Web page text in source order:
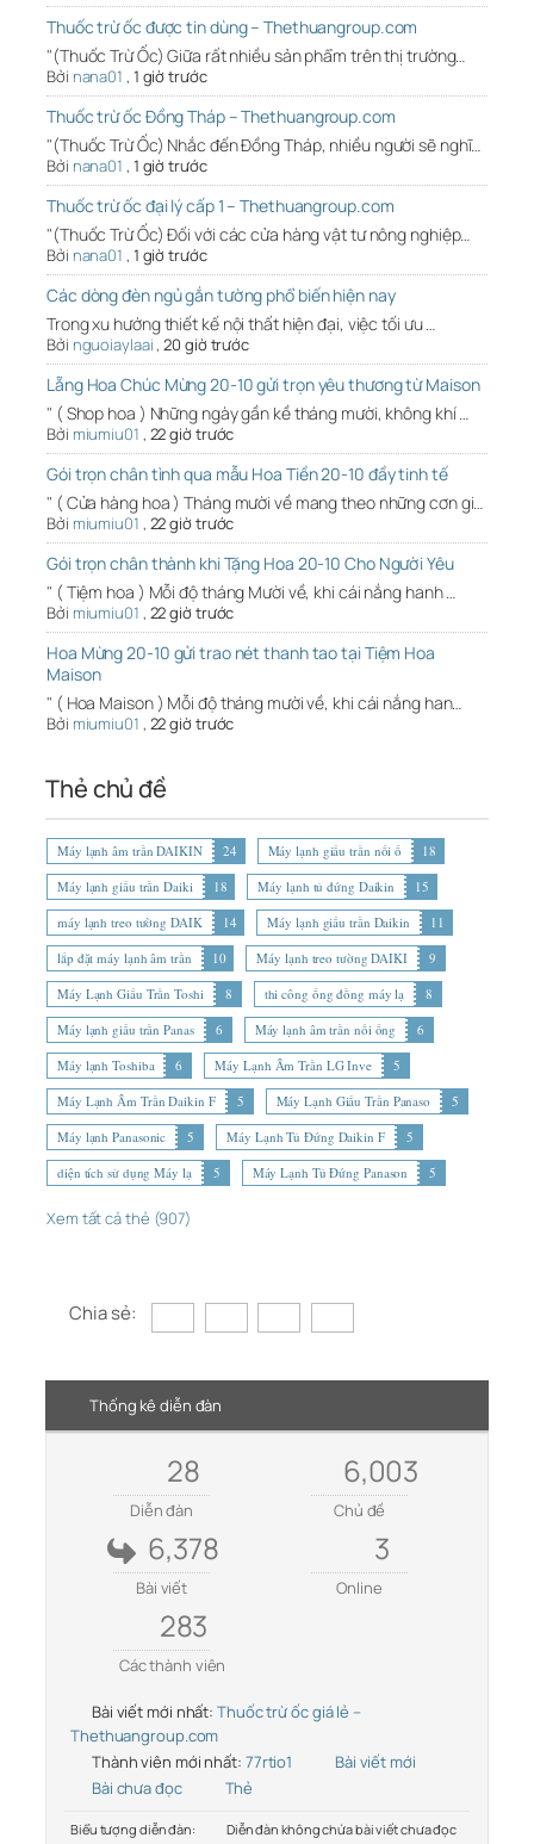
Thuốc trừ ốc được tin dùng – Thethuangroup.com
"(Thuốc Trừ Ốc) Giữa rất nhiều sản phẩm trên thị trường…
Bởi nana01 , 1 giờ trước
Thuốc trừ ốc Đồng Tháp – Thethuangroup.com
"(Thuốc Trừ Ốc) Nhắc đến Đồng Tháp, nhiều người sẽ nghĩ…
Bởi nana01 , 1 giờ trước
Thuốc trừ ốc đại lý cấp 1 – Thethuangroup.com
"(Thuốc Trừ Ốc) Đối với các cửa hàng vật tư nông nghiệp…
Bởi nana01 , 1 giờ trước
Các dòng đèn ngủ gắn tường phổ biến hiện nay
Trong xu hướng thiết kế nội thất hiện đại, việc tối ưu …
Bởi nguoiaylaai,20 giờ trước
Lẵng Hoa Chúc Mừng 20-10 gửi trọn yêu thương từ Maison
" ( Shop hoa ) Những ngày gần kề tháng mười, không khí …
Bởi miumiu01 , 22 giờ trước
Gói trọn chân tình qua mẫu Hoa Tiền 20-10 đầy tinh tế
" ( Cửa hàng hoa ) Tháng mười về mang theo những cơn gi…
Bởi miumiu01 , 22 giờ trước
Gói trọn chân thành khi Tặng Hoa 20-10 Cho Người Yêu
" ( Tiệm hoa ) Mỗi độ tháng Mười về, khi cái nắng hanh …
Bởi miumiu01 , 22 giờ trước
Hoa Mừng 20-10 gửi trao nét thanh tao tại Tiệm Hoa
Maison
" ( Hoa Maison ) Mỗi độ tháng mười về, khi cái nắng han…
Bởi miumiu01 , 22 giờ trước
Thẻ chủ đề
Máy lạnh âm trần DAIKIN 24 Máy lạnh giấu trần nối ố
18
Máy lạnh giấu trần Daiki
18 Máy lạnh tủ đứng Daikin
15
máy lạnh treo tường DAIK
14 Máy lạnh giấu trần Daikin
11
lắp đặt máy lạnh âm trần
10 Máy lạnh treo tường DAIKI
9
Máy Lạnh Giấu Trần Toshi
8 thi công ống đồng máy lạ
8
Máy lạnh giấu trần Panas
6 Máy lạnh âm trần nối ống
6
Máy lạnh Toshiba
6 Máy Lạnh Âm Trần LG Inve
5
Máy Lạnh Âm Trần Daikin F
5 Máy Lạnh Giấu Trần Panaso
5
Máy lạnh Panasonic
5 Máy Lạnh Tủ Đứng Daikin F
5
diện tích sử dụng Máy lạ
5 Máy Lạnh Tủ Đứng Panason 5
Xem tất cả thẻ (907)
Chia sẻ:
Thống kê diễn đàn
28
Diễn đàn
6,003
Chủ đề
6,378
Bài viết
3
Online
283
Các thành viên
Bài viết mới nhất: Thuốc trừ ốc giá lẻ –
Thethuangroup.com
Thành viên mới nhất: 77rtio1
Bài viết mới
Bài chưa đọc
Thẻ
Biểu tượng diễn đàn: Diễn đàn không chứa bài viết chưa đọc